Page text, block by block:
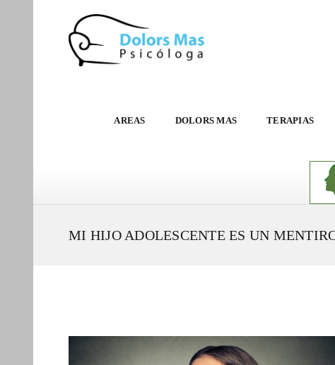
AREAS DOLORS MAS TERAPIAS
MI HIJO ADOLESCENTE ES UN